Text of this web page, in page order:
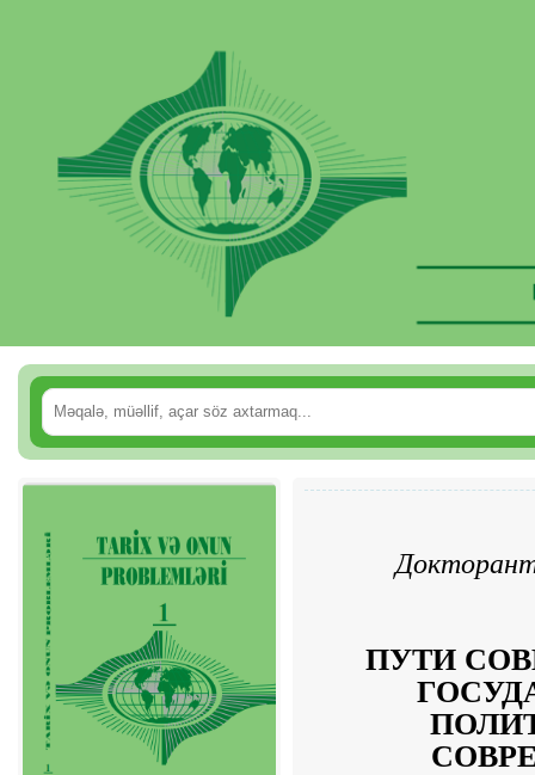
ПУТИ